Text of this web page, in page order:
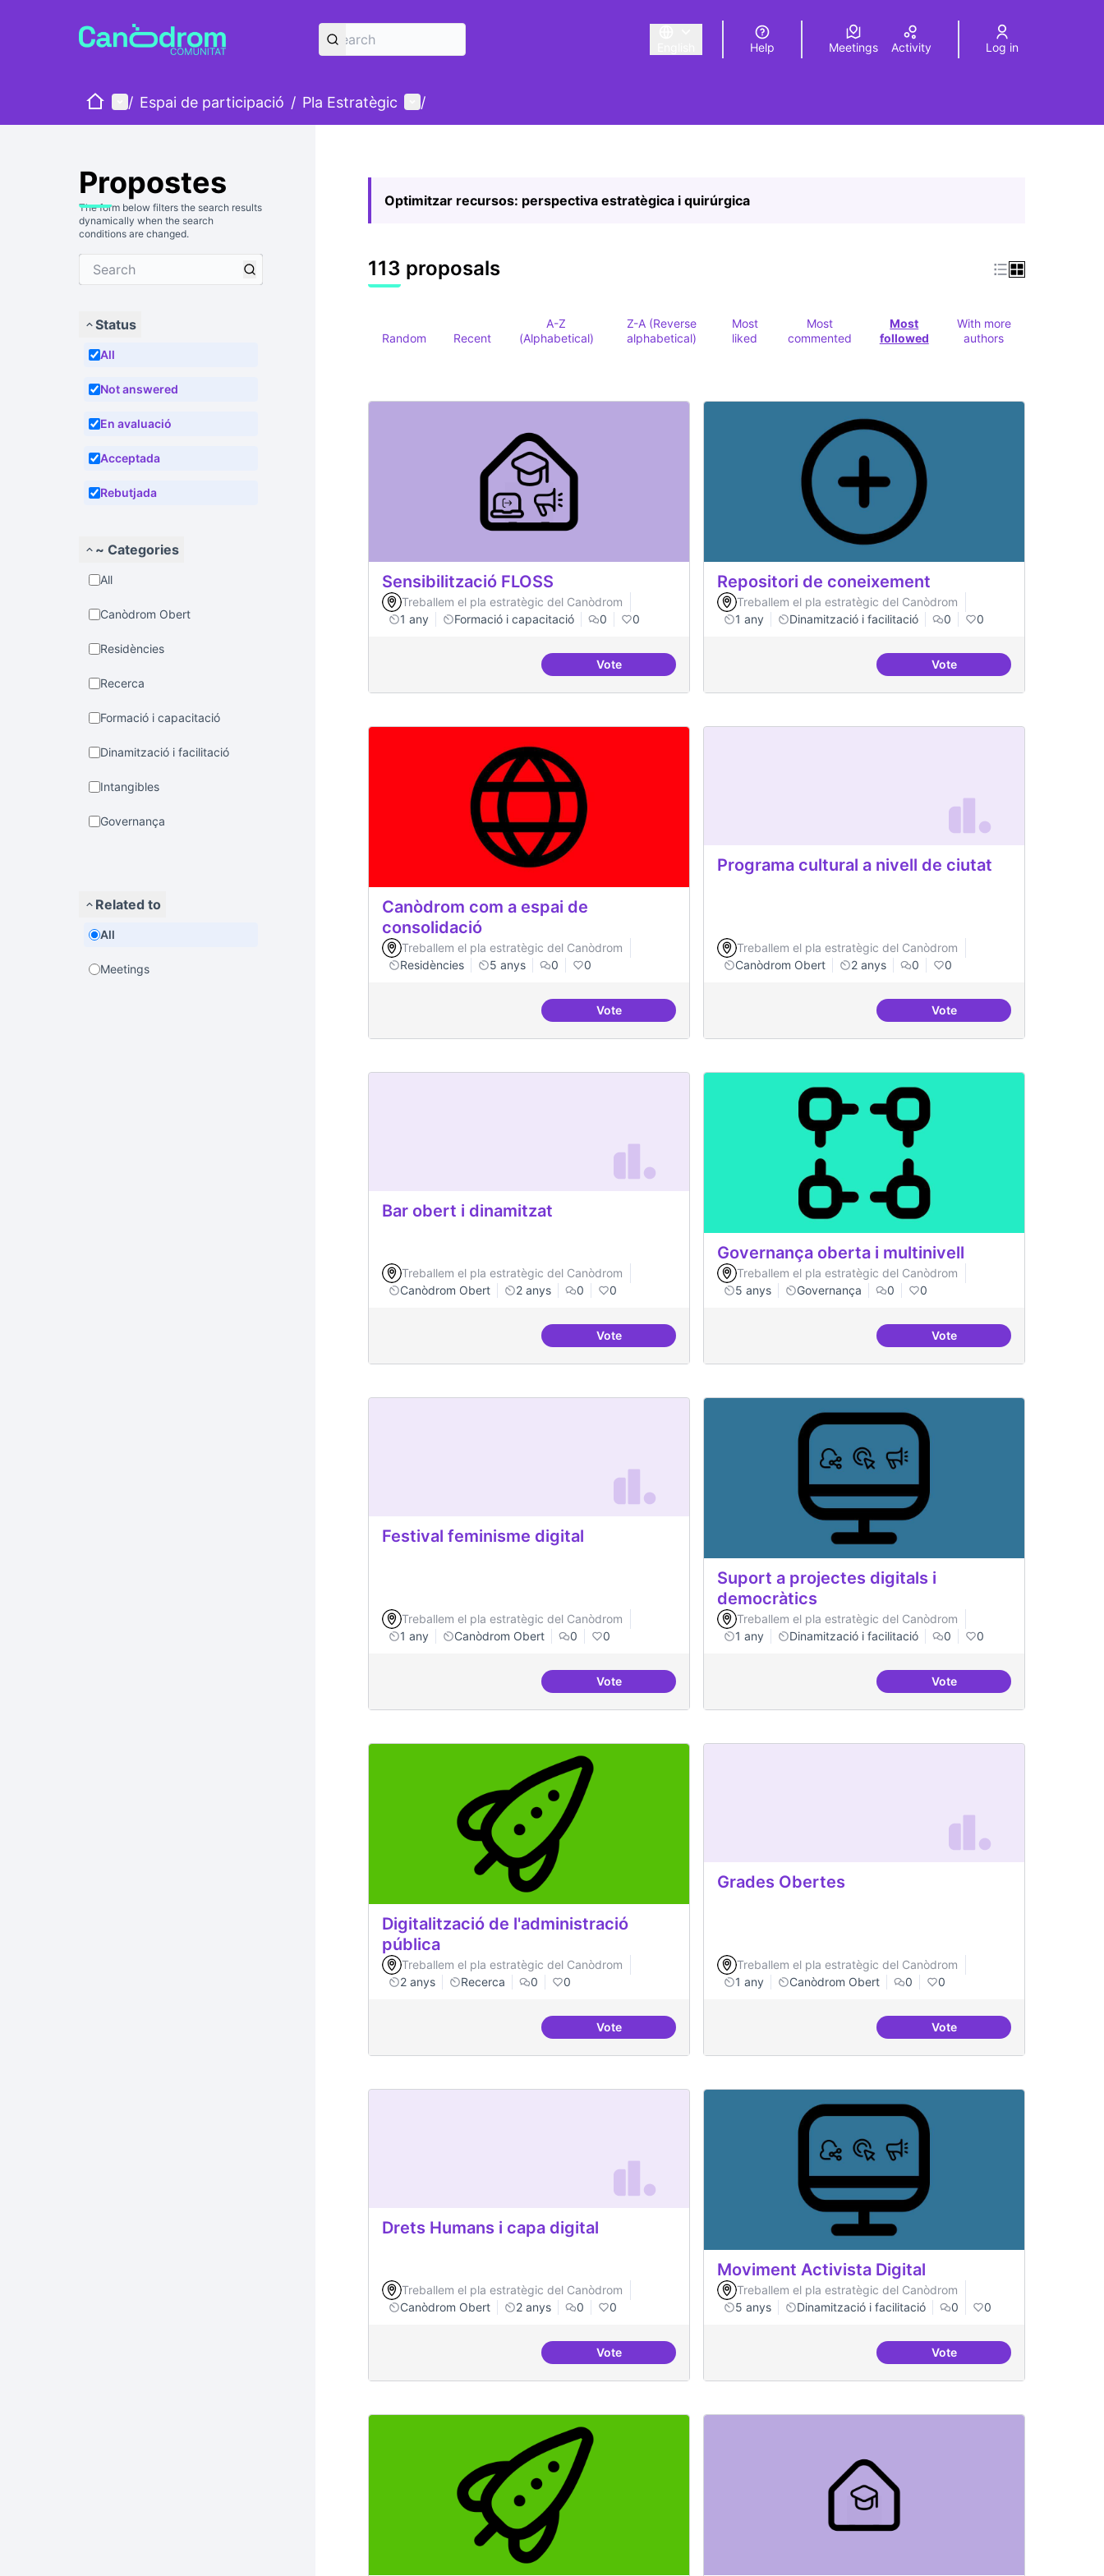
Triar la llengua Elegir el idiomaChoose language
Help Meetings Activity Log in
HomeMain menu
/ Espai de participació / Pla Estratègic User menu
/
Propostes
The form below filters the search results
dynamically when the search
conditions are changed.
Status
All
Not answered
En avaluació
Acceptada
Rebutjada
~ Categories
All
Canòdrom Obert
Residències
Recerca
Formació i capacitació
Dinamització i facilitació
Intangibles
Governança
Related to
All
Meetings
Optimitzar recursos: perspectiva estratègica i quirúrgica
113 proposals
Random Recent
A-Z
(Alphabetical)
Z-A (Reverse
alphabetical)
Most
liked
Most
commented
Most
followed
With more
authors
Sensibilització FLOSS
Treballem el pla estratègic del Canòdrom
1 any
Formació i capacitació 0 0
VoteSensibilització FLOSS
Repositori de coneixement
Treballem el pla estratègic del Canòdrom
1 any
Dinamització i facilitació 0 0
VoteRepositori de coneixement
Canòdrom com a espai de
consolidació
Treballem el pla estratègic del Canòdrom
Residències
5 anys 0 0
VoteCanòdrom com a espai de consolidació
Programa cultural a nivell de ciutat
Treballem el pla estratègic del Canòdrom
Canòdrom Obert
2 anys 0 0
VotePrograma cultural a nivell
Bar obert i dinamitzat
Treballem el pla estratègic del Canòdrom
Canòdrom Obert
2 anys 0 0
VoteBar obert i dinamitzat
Governança oberta i multinivell
Treballem el pla estratègic del Canòdrom
5 anys
Governança 0 0
VoteGovernança oberta i
Festival feminisme digital
Treballem el pla estratègic del Canòdrom
1 any
Canòdrom Obert 0 0
VoteFestival feminisme digital
Suport a projectes digitals i
democràtics
Treballem el pla estratègic del Canòdrom
1 any
Dinamització i facilitació 0 0
VoteSuport a projectes digitals i
Digitalització de l'administració
pública
Treballem el pla estratègic del Canòdrom
2 anys
Recerca 0 0
VoteDigitalització de l'administració pública
Grades Obertes
Treballem el pla estratègic del Canòdrom
1 any
Canòdrom Obert 0 0
VoteGrades Obertes
Drets Humans i capa digital
Treballem el pla estratègic del Canòdrom
Canòdrom Obert
2 anys 0 0
VoteDrets Humans i capa digital
Moviment Activista Digital
Treballem el pla estratègic del Canòdrom
5 anys
Dinamització i facilitació 0 0
VoteMoviment Activista Digital